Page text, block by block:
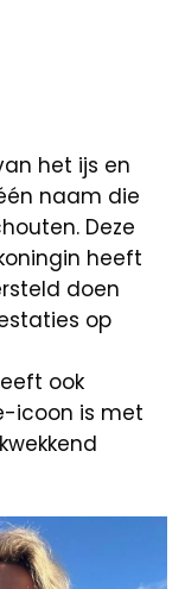
het ijs en
naam die
Deze
heeft
doen
op
ook
icoon is met